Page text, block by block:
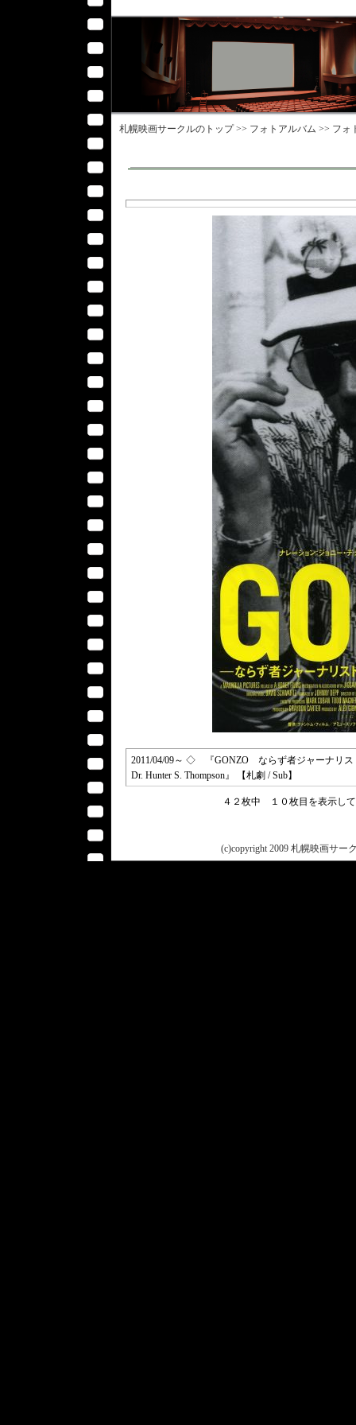
札幌映画サークルのトップ >> フォトアルバム >> フォ
2011/04/09～ ◇ 『GONZO ならず者ジャーナリス
Dr. Hunter S. Thompson』 【札劇 / Sub】
４２枚中 １０枚目を表示し
(c)copyright 2009 札幌映画サー